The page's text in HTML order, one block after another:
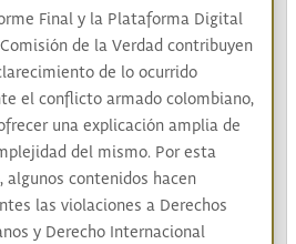
Negro
Rrom Gitano
desde el territorio
Final y la Plataforma Digital
de la Verdad contribuyen
de lo ocurrido
el conflicto armado colombiano,
una explicación amplia de
del mismo. Por esta
algunos contenidos hacen
las violaciones a Derechos
y Derecho Internacional